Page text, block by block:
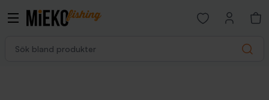
Search
Open favorites